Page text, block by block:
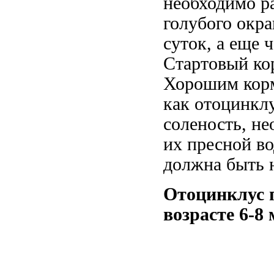
голубого
суток, а еще
Стартовый
Хорошим
как
соленость,
их пресной
должна быть
Отоцинклус
возрасте 6-8